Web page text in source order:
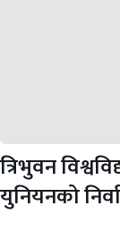
त्रिभुवन
युनियनको